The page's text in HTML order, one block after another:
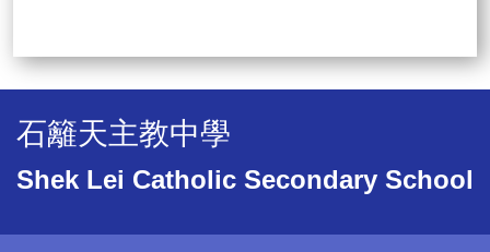
石籬天主教中學
Shek Lei Catholic Secondary School